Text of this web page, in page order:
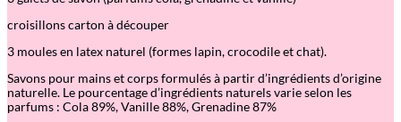
croisillons carton à découper
3 moules en latex naturel (formes lapin, crocodile et chat).
Savons pour mains et corps formulés à partir d’ingrédients d’origine
naturelle. Le pourcentage d’ingrédients naturels varie selon les
parfums : Cola 89%, Vanille 88%, Grenadine 87%